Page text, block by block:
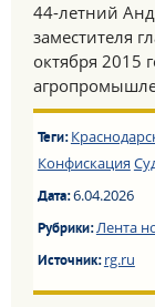
44-летний
заместителя
октября 2015
Теги:
Конфискация
Дата:6.04.2026
Рубрики:Лента
Источник:rg.ru